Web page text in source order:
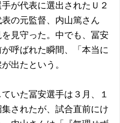
が代表に選出されたＵ２
の元監督、内山篤さん
を見守った。中でも、冨安
呼ばれた瞬間、「本当に
出たという。
いた冨安選手は３月、１
されたが、試合直前にけ